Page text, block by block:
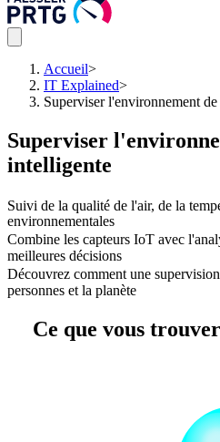
Accueil>
IT Explained>
Superviser l'environnement
Superviser
intelligente
Suivi de la qualité de l'air, de la
environnementales
Combine les capteurs IoT avec
meilleures décisions
Découvrez comment une
personnes et la planète
Ce que vous